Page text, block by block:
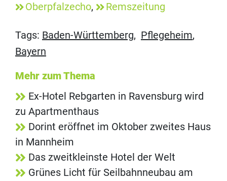
Oberpfalzecho, Remszeitung
Tags: Baden-Württemberg, Pflegeheim,
Bayern
Mehr zum Thema
Ex-Hotel Rebgarten in Ravensburg wird
zu Apartmenthaus
Dorint eröffnet im Oktober zweites Haus
in Mannheim
Das zweitkleinste Hotel der Welt
Grünes Licht für Seilbahnneubau am